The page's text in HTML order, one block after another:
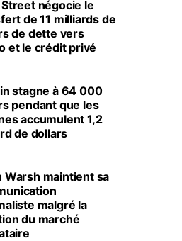
négocie le
de 11 milliards de
de dette vers
et le crédit privé
stagne à 64 000
pendant que les
accumulent 1,2
de dollars
Warsh maintient sa
malgré la
du marché